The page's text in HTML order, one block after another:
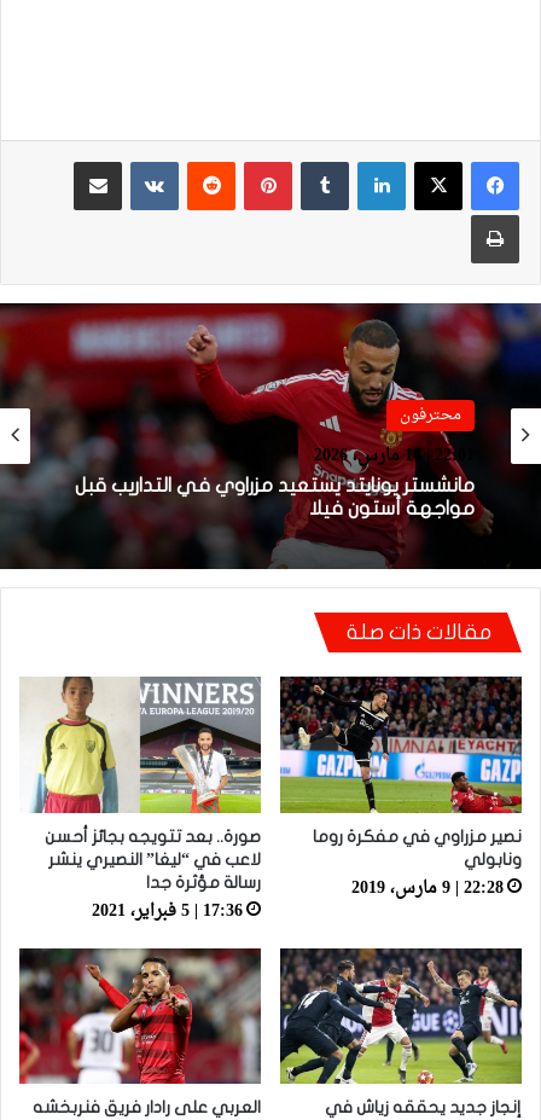
لينكدإن بينتيريست
مشاركة عبر البريد
طباعة
محترفون
22:01 | 14 مارس، 2026
مانشستر يونايتد يستعيد مزراوي في التداريب قبل
مواجهة أستون فيلا
فيديو
21:49 | 14 مارس، 2026
فيديو.. هدف أوناحي الرائع واحتفاليته التي
تتضمن رسالة لوهبي
مقالات ذات صلة
نصير مزراوي في مفكرة روما
ونابولي
22:28 | 9 مارس، 2019
صورة.. بعد تتويجه بجائز أحسن
لاعب في “ليغا” النصيري ينشر
رسالة مؤثرة جدا
17:36 | 5 فبراير، 2021
إنجاز جديد يحققه زياش في
العربي على رادار فريق فنربخشه